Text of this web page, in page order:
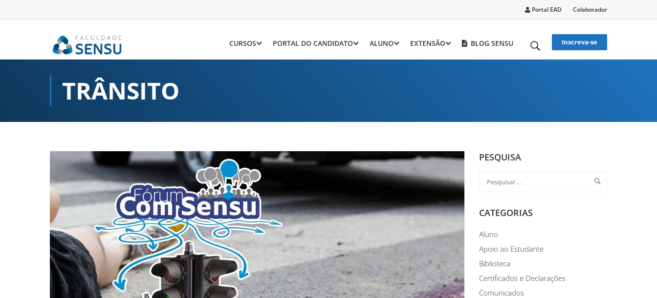
Portal EAD Colaborador
CURSOS PORTAL DO CANDIDATO ALUNO EXTENSÃO BLOG SENSU Inscreva-se
TRÂNSITO
PESQUISA
CATEGORIAS
Aluno
Apoio ao Estudante
Biblioteca
Certificados e Declarações
Comunicados